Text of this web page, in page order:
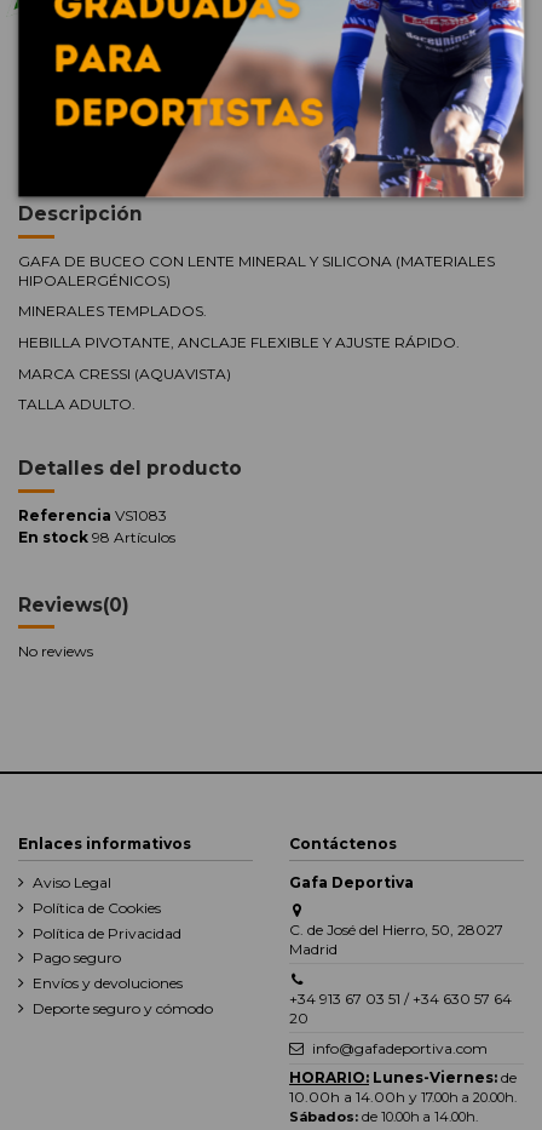
Envío gratuito a partir de 100€ (península)
Tiempo de entrega: 48 horas en productos de stock
Descripción
GAFA DE BUCEO CON LENTE MINERAL Y SILICONA (MATERIALES
HIPOALERGÉNICOS)
MINERALES TEMPLADOS.
HEBILLA PIVOTANTE, ANCLAJE FLEXIBLE Y AJUSTE RÁPIDO.
MARCA CRESSI (AQUAVISTA)
TALLA ADULTO.
Detalles del producto
Referencia VS1083
En stock 98 Artículos
Reviews(0)
No reviews
Enlaces informativos
Aviso Legal
Política de Cookies
Política de Privacidad
Pago seguro
Envíos y devoluciones
Deporte seguro y cómodo
Contáctenos
Gafa Deportiva
C. de José del Hierro, 50, 28027
Madrid
+34 913 67 03 51 / +34 630 57 64
20
info@gafadeportiva.com
HORARIO: Lunes-Viernes: de
10.00h a 14.00h y 17.00h a 20.00h.
Sábados: de 10.00h a 14.00h.